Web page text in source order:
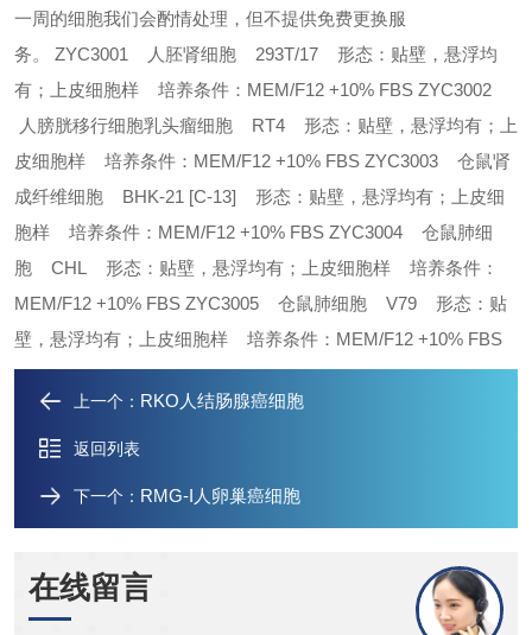
一周的细胞我们会酌情处理，但不提供免费更换服
务。 ZYC3001 人胚肾细胞 293T/17 形态：贴壁，悬浮均
有；上皮细胞样 培养条件：MEM/F12 +10% FBS ZYC3002
人膀胱移行细胞乳头瘤细胞 RT4 形态：贴壁，悬浮均有；上
皮细胞样 培养条件：MEM/F12 +10% FBS ZYC3003 仓鼠肾
成纤维细胞 BHK-21 [C-13] 形态：贴壁，悬浮均有；上皮细
胞样 培养条件：MEM/F12 +10% FBS ZYC3004 仓鼠肺细
胞 CHL 形态：贴壁，悬浮均有；上皮细胞样 培养条件：
MEM/F12 +10% FBS ZYC3005 仓鼠肺细胞 V79 形态：贴
壁，悬浮均有；上皮细胞样 培养条件：MEM/F12 +10% FBS
上一个： RKO人结肠腺癌细胞
返回列表
下一个： RMG-I人卵巢癌细胞
在线留言